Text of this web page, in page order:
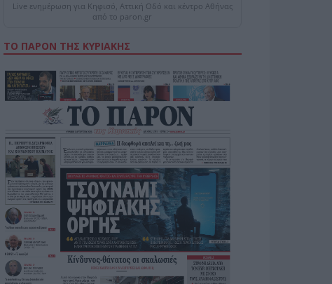
Live ενημέρωση για Κηφισό, Αττική Οδό και κέντρο Αθήνας
από το paron.gr
ΤΟ ΠΑΡΟΝ ΤΗΣ ΚΥΡΙΑΚΗΣ